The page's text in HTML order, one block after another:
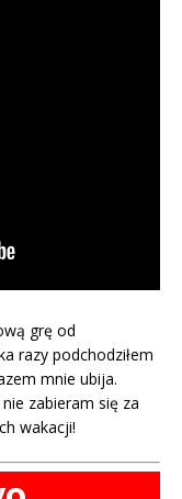
grę od
razy podchodziłem
mnie ubija.
zabieram się za
wakacji!